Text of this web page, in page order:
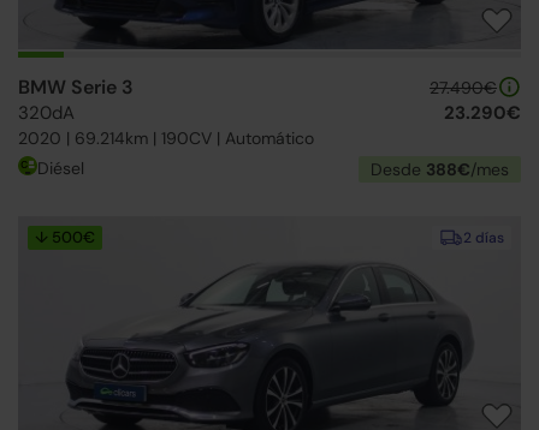
BMW Serie 3
320dA
2020 | 69.214km | 190CV | Automático
27.490€
23.290€
Diésel Desde 388€/mes
2 días
↓ 500€